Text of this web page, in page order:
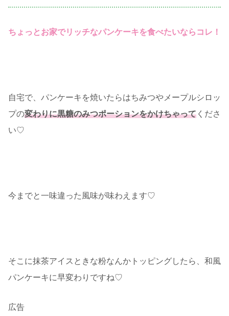
ちょっとお家でリッチなパンケーキを食べたいならコレ！
自宅で、パンケーキを焼いたらはちみつやメープルシロッ
プの変わりに黒糖のみつポーションをかけちゃって くださ
い♡
今までと一味違った風味が味わえます♡
そこに抹茶アイスときな粉なんかトッピングしたら、和風
パンケーキに早変わりですね♡
広告